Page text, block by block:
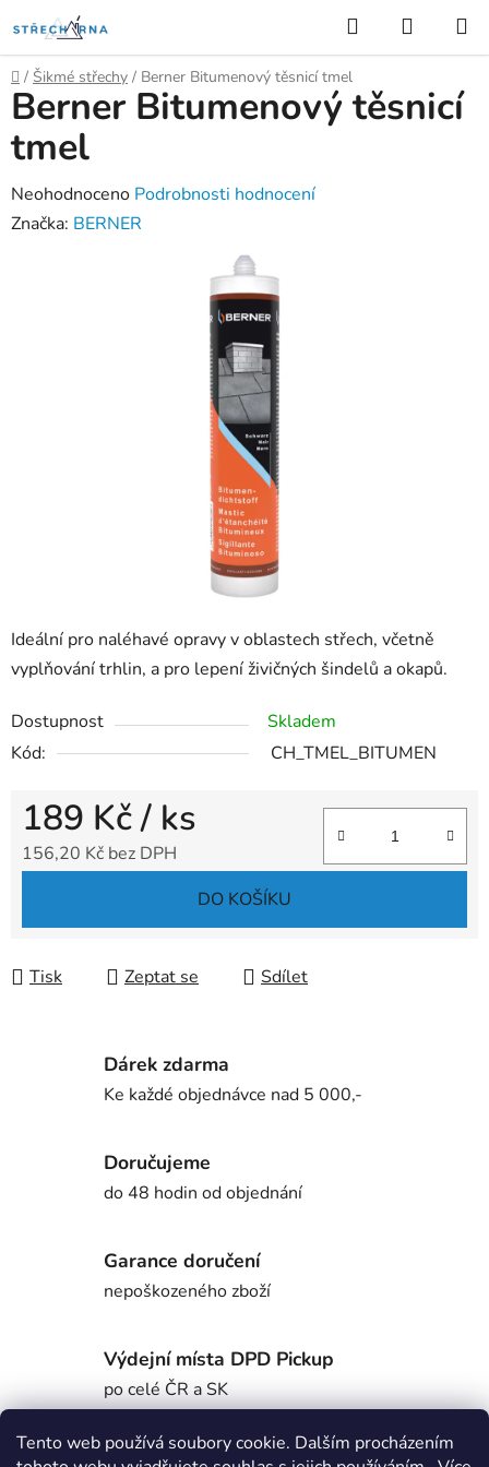
Tento web používá soubory cookie. Dalším procházením
na
obsah
Hledat
KOŠÍK
Domů
/ Šikmé střechy / Berner Bitumenový těsnicí tmel
Ideální pro naléhavé opravy v oblastech střech, včetně
vyplňování trhlin, a pro lepení živičných šindelů a okapů.
Dostupnost
Skladem
Kód:
CH_TMEL_BITUMEN
189 Kč/ ks
156,20 Kč bez DPH
DO KOŠÍKU
Tisk Zeptat se Sdílet
Berner Bitumenový těsnicí
tmel
Průměrné
hodnocení
Neohodnoceno Podrobnosti hodnocení
Značka: BERNER
Dárek zdarma
Ke každé objednávce nad 5 000,-
Doručujeme
do 48 hodin od objednání
Garance doručení
nepoškozeného zboží
Výdejní místa DPD Pickup
po celé ČR a SK